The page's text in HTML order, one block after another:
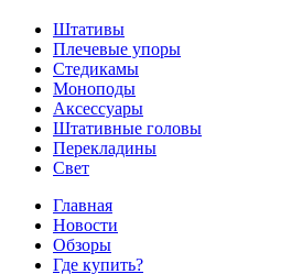
Штативы
Плечевые упоры
Стедикамы
Моноподы
Аксессуары
Штативные головы
Перекладины
Свет
Главная
Новости
Обзоры
Где купить?